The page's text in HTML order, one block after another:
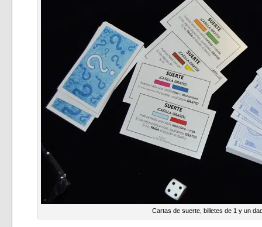
Cartas de suerte, billetes de 1 y un